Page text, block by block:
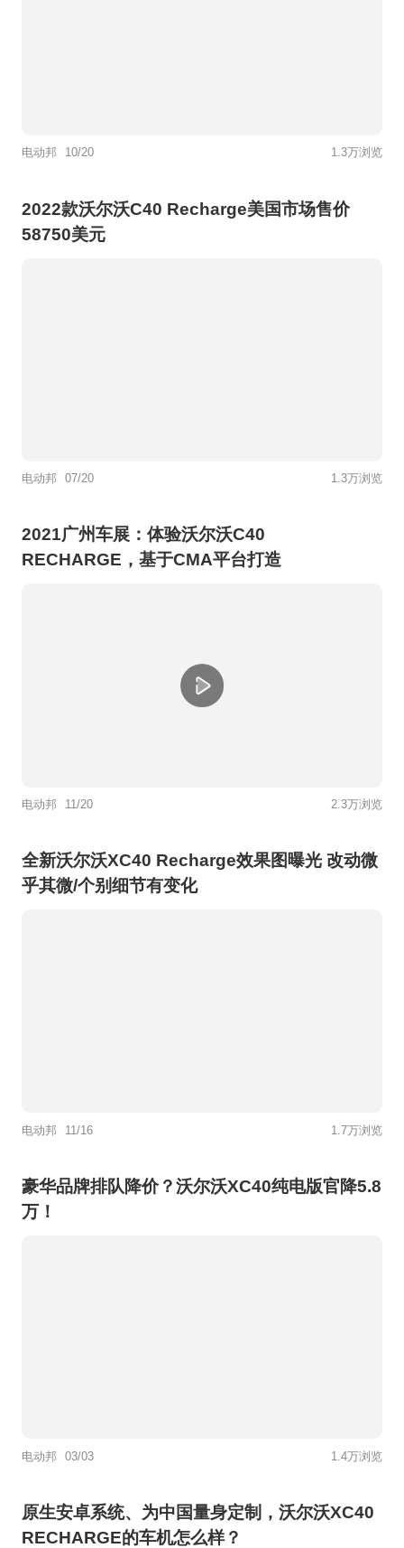
电动邦 10/20 1.3万浏览
2022款沃尔沃C40 Recharge美国市场售价
58750美元
电动邦 07/20 1.3万浏览
2021广州车展：体验沃尔沃C40
RECHARGE，基于CMA平台打造
电动邦 11/20 2.3万浏览
全新沃尔沃XC40 Recharge效果图曝光 改动微
乎其微/个别细节有变化
电动邦 11/16 1.7万浏览
豪华品牌排队降价？沃尔沃XC40纯电版官降5.8
万！
电动邦 03/03 1.4万浏览
原生安卓系统、为中国量身定制，沃尔沃XC40
RECHARGE的车机怎么样？